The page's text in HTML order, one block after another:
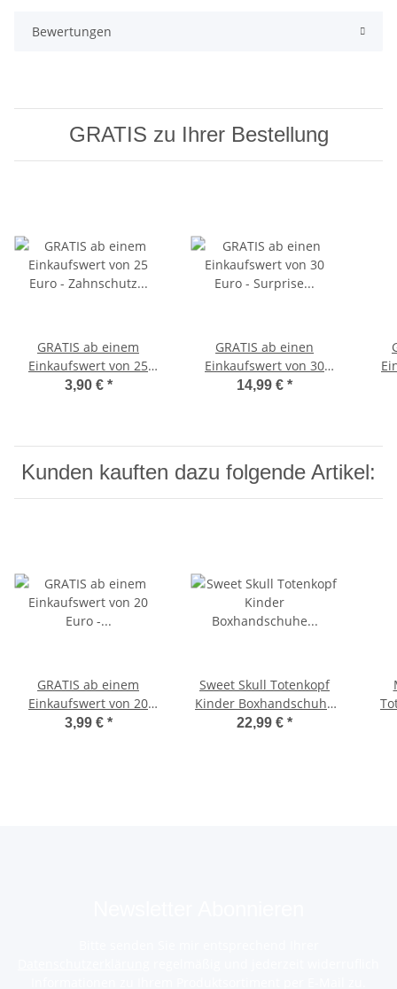
Bewertungen
GRATIS zu Ihrer Bestellung
GRATIS ab einem
Einkaufswert von 25
Euro - Zahnschutz
3,90 € *
GRATIS ab einen
Einkaufswert von 30
Euro - Surprise für Boys
14,99 € *
Kunden kauften dazu folgende Artikel:
GRATIS ab einem
Einkaufswert von 20
Euro -
3,99 € *
Sweet Skull Totenkopf
Kinder Boxhandschuhe
schwarz/weiß 8 Unzen
22,99 € *